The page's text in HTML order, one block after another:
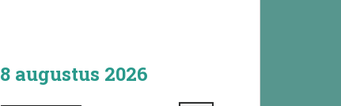
8 augustus 2026